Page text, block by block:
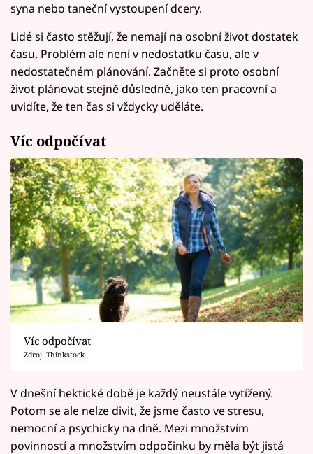
syna nebo taneční vystoupení dcery.
Lidé si často stěžují, že nemají na osobní život dostatek
času. Problém ale není v nedostatku času, ale v
nedostatečném plánování. Začněte si proto osobní
život plánovat stejně důsledně, jako ten pracovní a
uvidíte, že ten čas si vždycky uděláte.
Víc odpočívat
Víc odpočívat
Zdroj: Thinkstock
V dnešní hektické době je každý neustále vytížený.
Potom se ale nelze divit, že jsme často ve stresu,
nemocní a psychicky na dně. Mezi množstvím
povinností a množstvím odpočinku by měla být jistá